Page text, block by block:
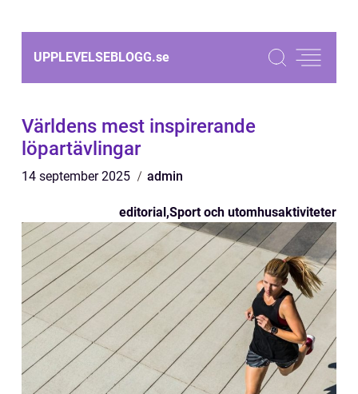
UPPLEVELSEBLOGG.se
Världens mest inspirerande
löpartävlingar
14 september 2025 admin
editorial,Sport och utomhusaktiviteter